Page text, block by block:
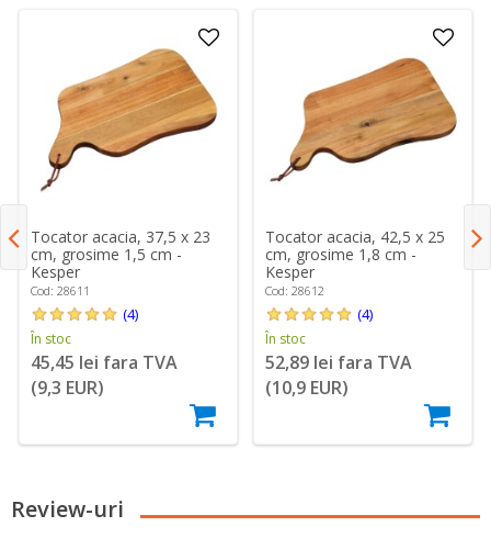
Tocator acacia, 37,5 x 23
cm, grosime 1,5 cm -
Kesper
Cod: 28611
(4)
În stoc
45,45 lei fara TVA
(9,3 EUR)
Tocator acacia, 42,5 x 25
cm, grosime 1,8 cm -
Kesper
Cod: 28612
(4)
În stoc
52,89 lei fara TVA
(10,9 EUR)
Review-uri